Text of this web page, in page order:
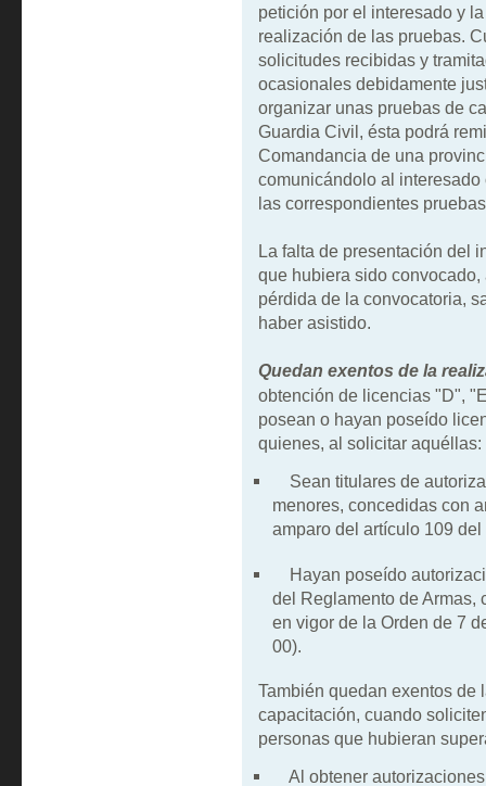
petición por el interesado y
realización de las pruebas.
solicitudes recibidas y
ocasionales debidamente
organizar unas pruebas de
Guardia Civil, ésta podrá
Comandancia de una
comunicándolo al
las correspondientes
La falta de presentación del
que hubiera sido
pérdida de la convocatoria,
haber asistido.
Quedan exentos de la
obtención de licencias "D",
posean o hayan poseído
quienes, al solicitar aquéllas:
Sean titulares de
menores, concedidas con
amparo del artículo 109
Hayan poseído
del Reglamento de Armas,
en vigor de la Orden de 7
00).
También quedan exentos de
capacitación, cuando
personas que hubieran
Al obtener